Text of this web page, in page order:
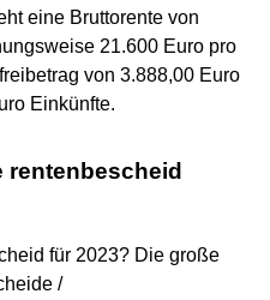
eine Bruttorente von
21.600 Euro pro
von 3.888,00 Euro
Einkünfte.
rentenbescheid
für 2023? Die große
/